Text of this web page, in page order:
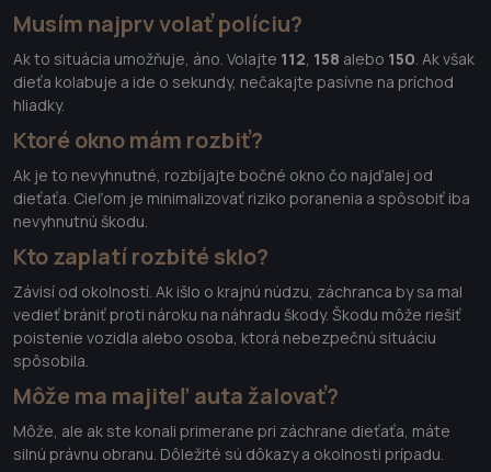
Musím najprv volať políciu?
Ak to situácia umožňuje, áno. Volajte 112, 158 alebo 150. Ak však
dieťa kolabuje a ide o sekundy, nečakajte pasívne na príchod
hliadky.
Ktoré okno mám rozbiť?
Ak je to nevyhnutné, rozbíjajte bočné okno čo najďalej od
dieťaťa. Cieľom je minimalizovať riziko poranenia a spôsobiť iba
nevyhnutnú škodu.
Kto zaplatí rozbité sklo?
Závisí od okolností. Ak išlo o krajnú núdzu, záchranca by sa mal
vedieť brániť proti nároku na náhradu škody. Škodu môže riešiť
poistenie vozidla alebo osoba, ktorá nebezpečnú situáciu
spôsobila.
Môže ma majiteľ auta žalovať?
Môže, ale ak ste konali primerane pri záchrane dieťaťa, máte
silnú právnu obranu. Dôležité sú dôkazy a okolnosti prípadu.